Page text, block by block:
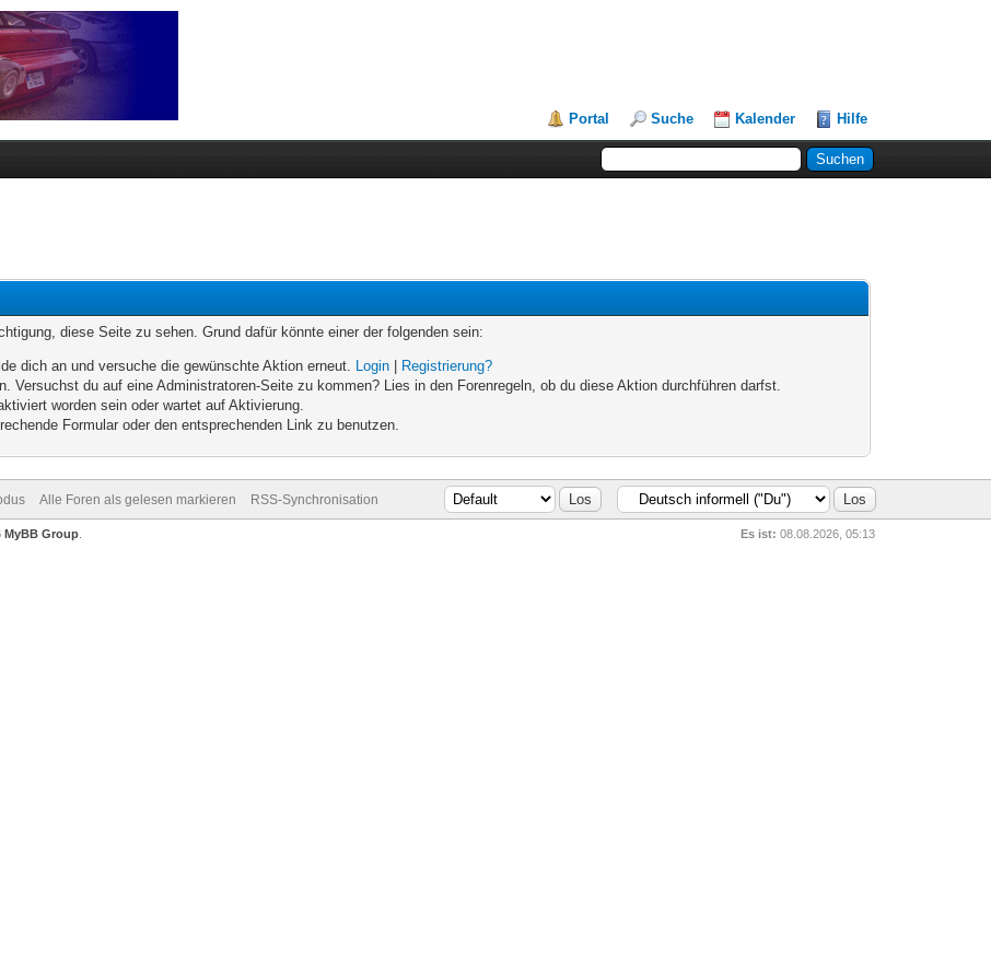
Portal Suche Kalender Hilfe
diese Seite zu sehen. Grund dafür könnte einer der folgenden sein:
dich an und versuche die gewünschte Aktion erneut. Login
Registrierung?
Versuchst du auf eine Administratoren-Seite zu kommen? Lies in den Forenregeln, ob du diese Aktion durchführen darfst.
worden sein oder wartet auf Aktivierung.
Formular oder den entsprechenden Link zu benutzen.
Alle Foren als gelesen markieren RSS-Synchronisation
Es ist: 08.08.2026, 05:13
MyBB Group.